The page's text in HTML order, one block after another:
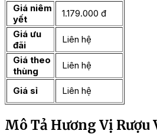
Giá niêm
yết
1.179.000 đ
Giá ưu
đãi
Liên hệ
Giá theo
thùng
Liên hệ
Giá sỉ Liên hệ
Mô Tả Hương Vị Rượu